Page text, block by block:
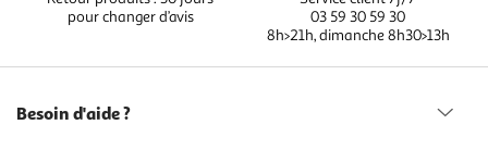
pour changer d’avis
03 59 30 59 30
8h>21h, dimanche 8h30>13h
Besoin d'aide ?